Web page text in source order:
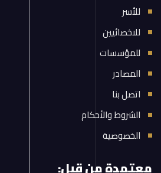
للأسر
للاخصائيين
للمؤسسات
المصادر
اتصل بنا
الشروط والأحكام
الخصوصية
معتمدة من قبل: